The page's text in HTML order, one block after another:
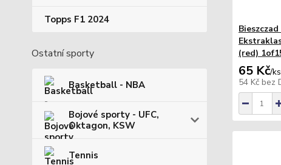
Topps F1 2024
Ostatní sporty
Basketball - NBA
Bojové sporty - UFC,
Oktagon, KSW
Tennis
(red)
65 Kč/ks
54 Kč bez